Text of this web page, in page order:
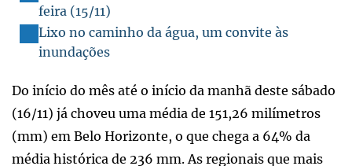
feira (15/11)
Lixo no caminho da água, um convite às
inundações
Do início do mês até o início da manhã deste sábado
(16/11) já choveu uma média de 151,26 milímetros
(mm) em Belo Horizonte, o que chega a 64% da
média histórica de 236 mm. As regionais que mais